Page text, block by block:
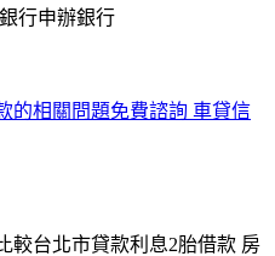
行申辦銀行
的相關問題免費諮詢 車貸信
較台北市貸款利息2胎借款 房